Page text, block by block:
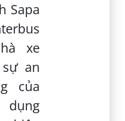
Sapa
xe
an
của
dụng